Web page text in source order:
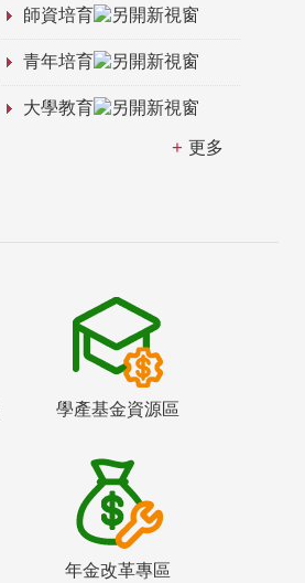
師資培育
青年培育
大學教育
更多
學產基金資源區
年金改革專區